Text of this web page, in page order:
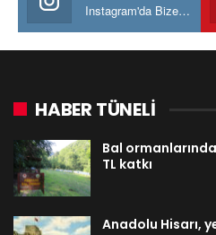
Instagram'da Bize katılın
HABER TÜNELİ
Bal
TL katkı
Anadolu Hisarı,